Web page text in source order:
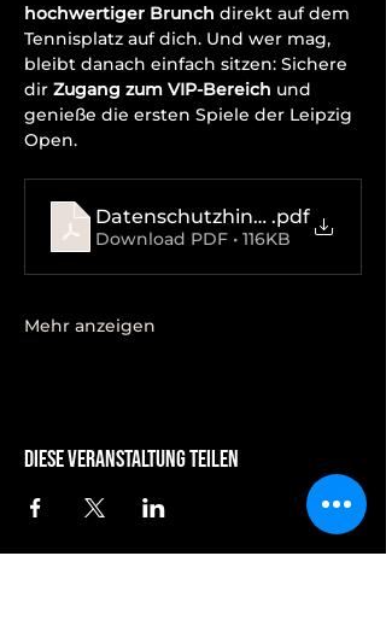
hochwertiger Brunch direkt auf dem
Tennisplatz auf dich. Und wer mag,
bleibt danach einfach sitzen: Sichere
dir Zugang zum VIP-Bereich und
genieße die ersten Spiele der Leipzig
Open.
Datenschutzhinweise
.pdf
Download PDF • 116KB
Mehr anzeigen
Diese Veranstaltung teilen